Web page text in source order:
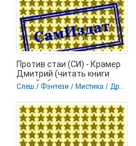
Против стаи (СИ) - Крамер
Дмитрий (читать книги
онлайн бесплатно серию Слеш / Фэнтези / Мистика / Драма